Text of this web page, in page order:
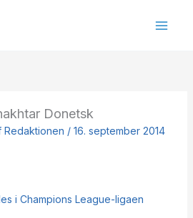
Donetsk
Redaktionen / 16. september 2014
i Champions League-ligaen